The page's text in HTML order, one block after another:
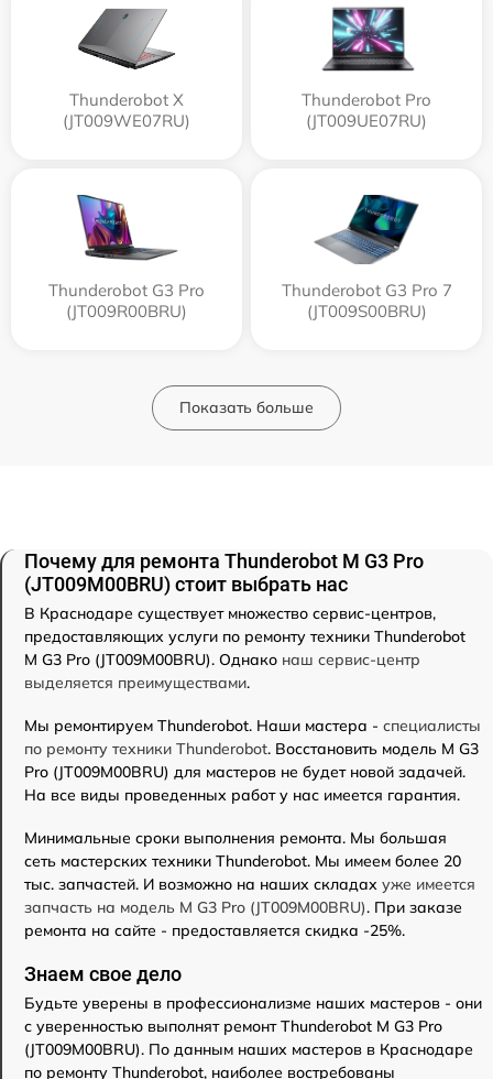
Thunderobot X
(JT009WE07RU)
Thunderobot Pro
(JT009UE07RU)
Thunderobot G3 Pro
(JT009R00BRU)
Thunderobot G3 Pro 7
(JT009S00BRU)
Показать больше
Почему для ремонта Thunderobot M G3 Pro
(JT009M00BRU) стоит выбрать нас
В Краснодаре существует множество сервис-центров,
предоставляющих услуги по ремонту техники Thunderobot
M G3 Pro (JT009M00BRU). Однако наш сервис-центр
выделяется преимуществами.
Мы ремонтируем Thunderobot. Наши мастера - специалисты
по ремонту техники Thunderobot. Восстановить модель M G3
Pro (JT009M00BRU) для мастеров не будет новой задачей.
На все виды проведенных работ у нас имеется гарантия.
Минимальные сроки выполнения ремонта. Мы большая
сеть мастерских техники Thunderobot. Мы имеем более 20
тыс. запчастей. И возможно на наших складах уже имеется
запчасть на модель M G3 Pro (JT009M00BRU). При заказе
ремонта на сайте - предоставляется скидка -25%.
Знаем свое дело
Будьте уверены в профессионализме наших мастеров - они
с уверенностью выполнят ремонт Thunderobot M G3 Pro
(JT009M00BRU). По данным наших мастеров в Краснодаре
по ремонту Thunderobot, наиболее востребованы